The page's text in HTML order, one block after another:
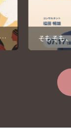
もそも、なぜエンゲ
け？【開催レポート